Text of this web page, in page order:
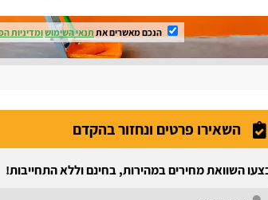
הנכם מאשרים את תנאי השימושומדיניות
השאירו פרטים ונחזור בהקדם
השוואת מחירים במהירות, בחינם וללא התחייבות!